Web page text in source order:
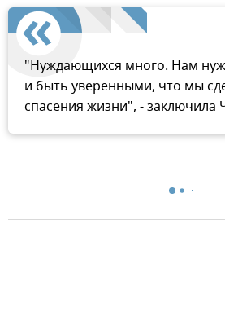
"Нуждающихся много. Нам
и быть уверенными, что мы
спасения жизни", - заключила